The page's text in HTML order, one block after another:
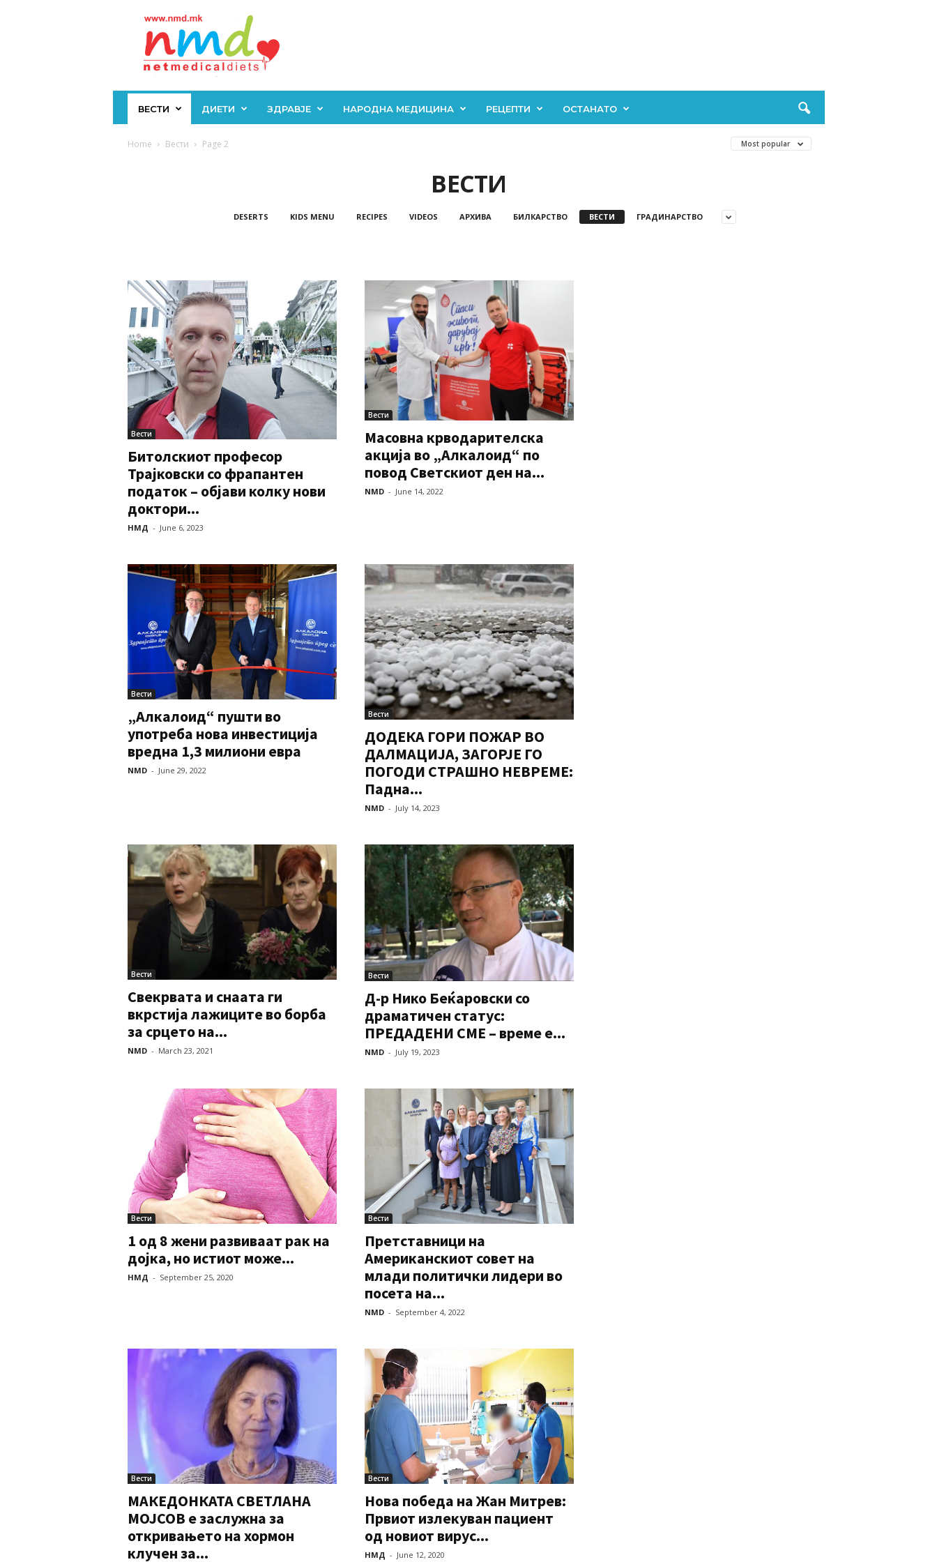
ВЕСТИ ДИЕТИ ЗДРАВЈЕ НАРОДНА МЕДИЦИНА РЕЦЕПТИ ОСТАНАТО
Home Вести Page 2 Most popular
ВЕСТИ
DESERTS KIDS MENU RECIPES VIDEOS АРХИВА БИЛКАРСТВО ВЕСТИ ГРАДИНАРСТВО
Вести
Битолскиот професор
Трајковски со фрапантен
податок – објави колку нови
доктори...
НМД - June 6, 2023
Вести
Масовна крводарителска
акција во „Алкалоид“ по
повод Светскиот ден на...
NMD - June 14, 2022
Вести
„Алкалоид“ пушти во
употреба нова инвестиција
вредна 1,3 милиони евра
NMD - June 29, 2022
Вести
ДОДЕКА ГОРИ ПОЖАР ВО
ДАЛМАЦИЈА, ЗАГОРЈЕ ГО
ПОГОДИ СТРАШНО НЕВРЕМЕ:
Падна...
NMD - July 14, 2023
Вести
Свекрвата и снаата ги
вкрстија лажиците во борба
за срцето на...
NMD - March 23, 2021
Вести
Д-р Нико Беќаровски со
драматичен статус:
ПРЕДАДЕНИ СМЕ – време е...
NMD - July 19, 2023
Вести
1 од 8 жени развиваат рак на
дојка, но истиот може...
НМД - September 25, 2020
Вести
Претставници на
Американскиот совет на
млади политички лидери во
посета на...
NMD - September 4, 2022
Вести
МАКЕДОНКАТА СВЕТЛАНА
МОЈСОВ е заслужна за
откривањето на хормон
клучен за...
Вести
Нова победа на Жан Митрев:
Првиот излекуван пациент
од новиот вирус...
НМД - June 12, 2020